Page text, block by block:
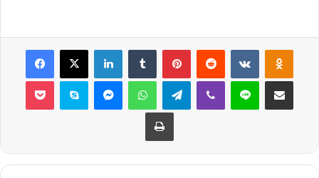
Facebook
X LinkedInTumblr PinterestReddit VKontakte
Pocket Skype MessengerWhatsAppTelegramViber Line E-Posta ile
Yazdır